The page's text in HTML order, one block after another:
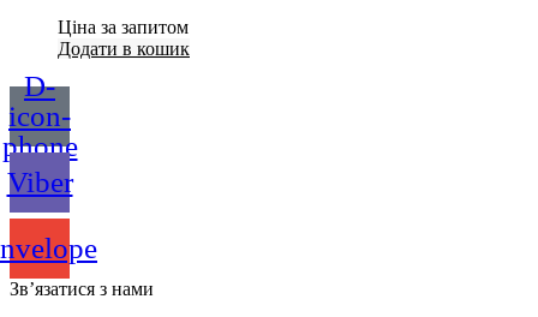
Ціна за запитом
Додати в кошик
D-
icon-
phone
Viber
Зв’язатися з нами